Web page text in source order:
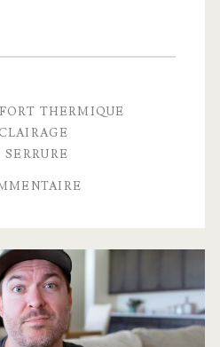
THERMIQUE
SERRURE